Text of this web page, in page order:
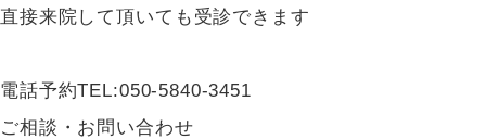
直接来院して頂いても受診できます
電話予約TEL:050-5840-3451
ご相談・お問い合わせ